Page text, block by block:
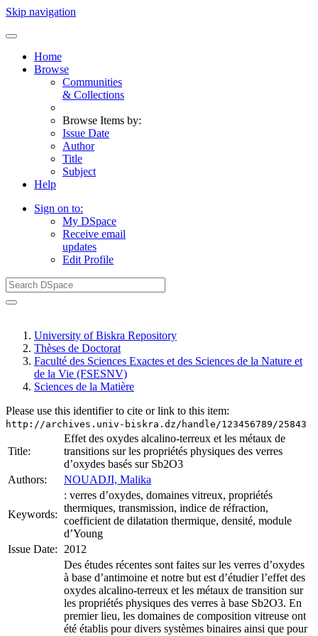
Skip navigation
Home
Browse
Communities
& Collections
Browse Items by:
Issue Date
Author
Title
Subject
Help
Sign on to:
My DSpace
Receive email
updates
Edit Profile
University of Biskra Repository
Thèses de Doctorat
Faculté des Sciences Exactes et des Sciences de la Nature et
de la Vie (FSESNV)
Sciences de la Matière
Please use this identifier to cite or link to this item:
http://archives.univ-biskra.dz/handle/123456789/25843
Title:
Effet des oxydes alcalino-terreux et les métaux de
transitions sur les propriétés physiques des verres
d’oxydes basés sur Sb2O3
Authors:
NOUADJI, Malika
Keywords:
: verres d’oxydes, domaines vitreux, propriétés
thermiques, transmission, indice de réfraction,
coefficient de dilatation thermique, densité, module
d’Young
Issue Date:
2012
Des études récentes sont faites sur les verres d’oxydes
à base d’antimoine et notre but est d’étudier l’effet des
oxydes alcalino-terreux et les métaux de transition sur
les propriétés physiques des verres à base Sb2O3. En
premier lieu, les domaines de composition vitreuse ont
été établis pour divers systèmes binaires ainsi que pour